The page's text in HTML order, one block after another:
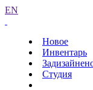
EN
Новое
Инвентарь
Студия